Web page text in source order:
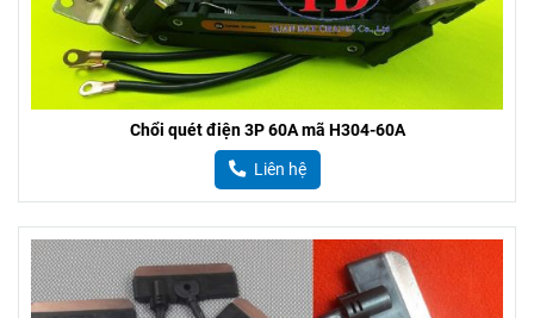
Chổi quét điện 3P 60A mã H304-60A
Liên hệ